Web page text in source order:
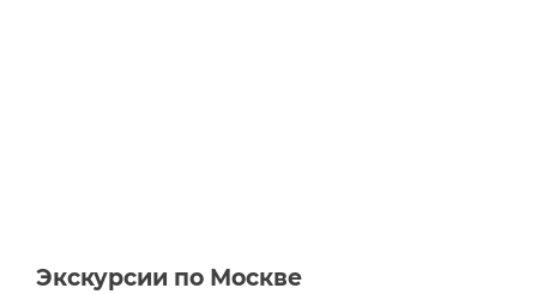
Экскурсии по Москве